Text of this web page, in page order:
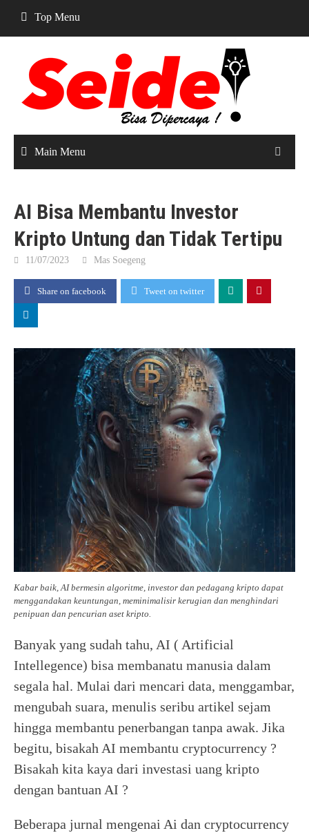
content
Top Menu
Main Menu
AI Bisa Membantu Investor
Kripto Untung dan Tidak Tertipu
11/07/2023 Mas Soegeng
Share on facebook Tweet on twitter
Kabar baik, AI bermesin algoritme, investor dan pedagang kripto dapat
menggandakan keuntungan, meminimalisir kerugian dan menghindari
penipuan dan pencurian aset kripto.
Banyak yang sudah tahu, AI ( Artificial
Intellegence) bisa membanatu manusia dalam
segala hal. Mulai dari mencari data, menggambar,
mengubah suara, menulis seribu artikel sejam
hingga membantu penerbangan tanpa awak. Jika
begitu, bisakah AI membantu cryptocurrency ?
Bisakah kita kaya dari investasi uang kripto
dengan bantuan AI ?
Beberapa jurnal mengenai Ai dan cryptocurrency